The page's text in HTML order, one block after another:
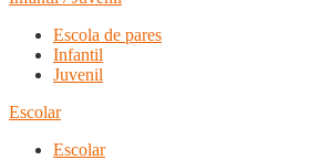
Escola de pares
Infantil
Juvenil
Escolar
Escolar